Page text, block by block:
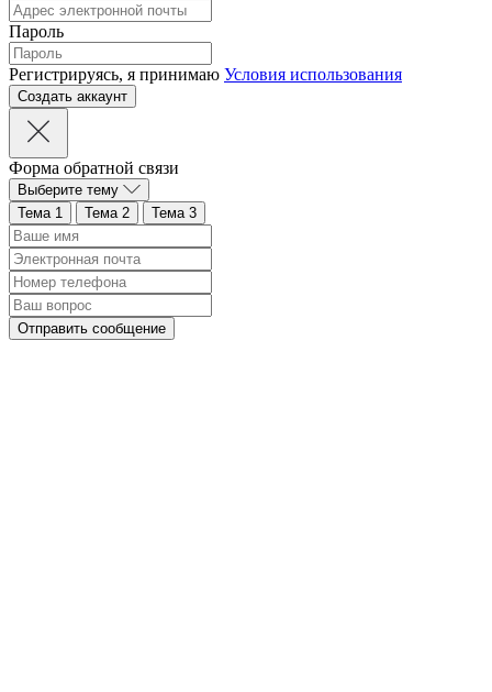
Пароль
Регистрируясь, я принимаю Условия использования
Форма обратной связи
Выберите тему
Тема 1
Тема 2 Тема 3
Отправить сообщение